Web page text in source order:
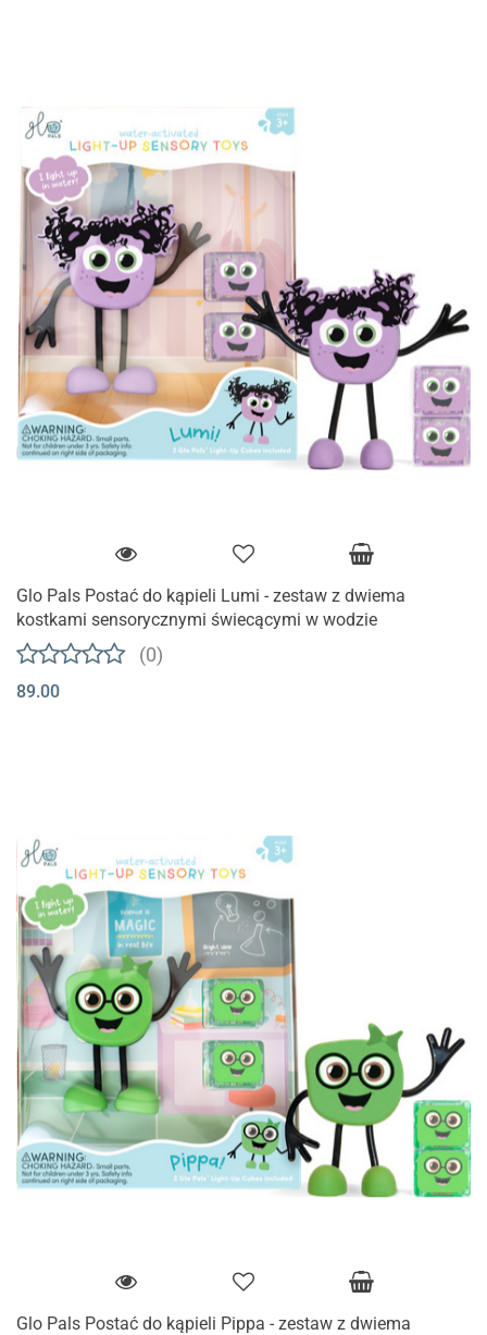
Glo Pals Postać do kąpieli Lumi - zestaw z dwiema
kostkami sensorycznymi świecącymi w wodzie
(0)
89.00
Glo Pals Postać do kąpieli Pippa - zestaw z dwiema